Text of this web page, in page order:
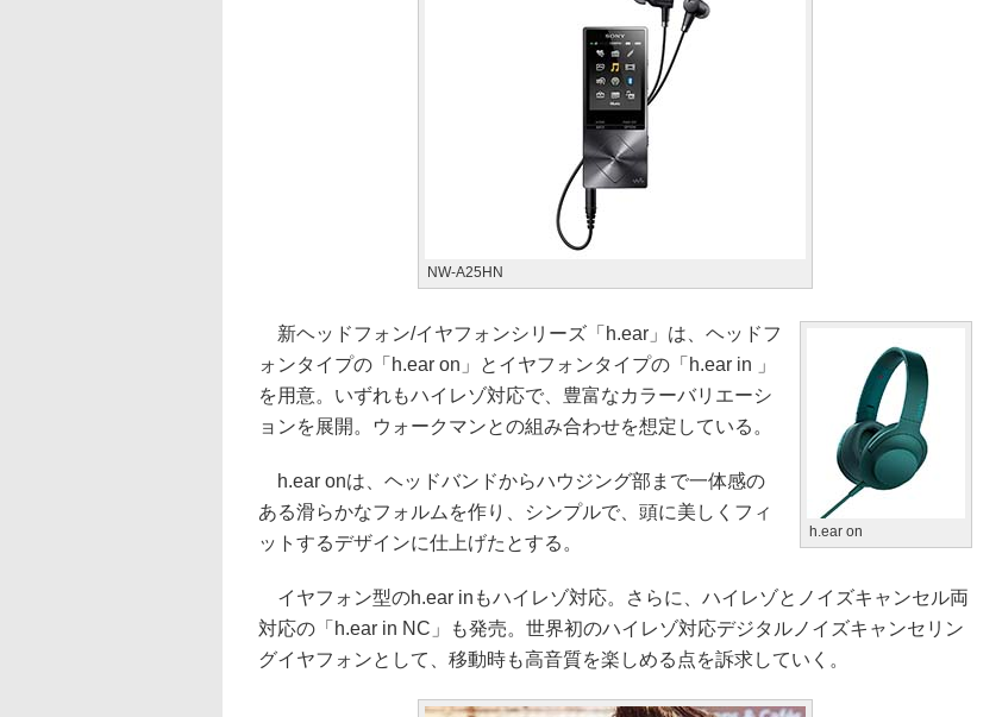
NW-A25HN
h.ear on
新ヘッドフォン/イヤフォンシリーズ「h.ear」は、ヘッドフ
ォンタイプの「h.ear on」とイヤフォンタイプの「h.ear in 」
を用意。いずれもハイレゾ対応で、豊富なカラーバリエーシ
ョンを展開。ウォークマンとの組み合わせを想定している。
h.ear onは、ヘッドバンドからハウジング部まで一体感の
ある滑らかなフォルムを作り、シンプルで、頭に美しくフィ
ットするデザインに仕上げたとする。
イヤフォン型のh.ear inもハイレゾ対応。さらに、ハイレゾとノイズキャンセル両
対応の「h.ear in NC」も発売。世界初のハイレゾ対応デジタルノイズキャンセリン
グイヤフォンとして、移動時も高音質を楽しめる点を訴求していく。